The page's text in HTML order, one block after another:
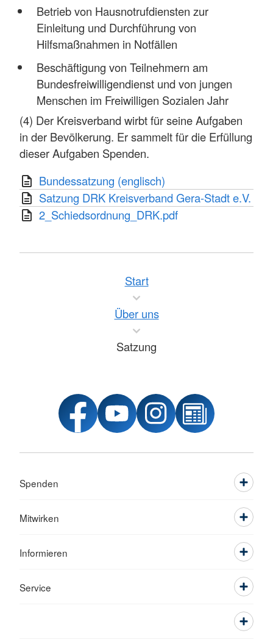
Betrieb von Hausnotrufdiensten zur
Einleitung und Durchführung von
Hilfsmaßnahmen in Notfällen
Beschäftigung von Teilnehmern am
Bundesfreiwilligendienst und von jungen
Menschen im Freiwilligen Sozialen Jahr
(4) Der Kreisverband wirbt für seine Aufgaben
in der Bevölkerung. Er sammelt für die Erfüllung
dieser Aufgaben Spenden.
Bundessatzung (englisch)
Satzung DRK Kreisverband Gera-Stadt e.V.
2_Schiedsordnung_DRK.pdf
Start
Über uns
Satzung
Spenden
Mitwirken
Informieren
Service